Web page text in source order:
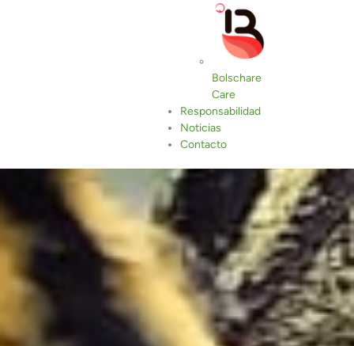
Bolschare
Care
Responsabilidad
Noticias
Contacto